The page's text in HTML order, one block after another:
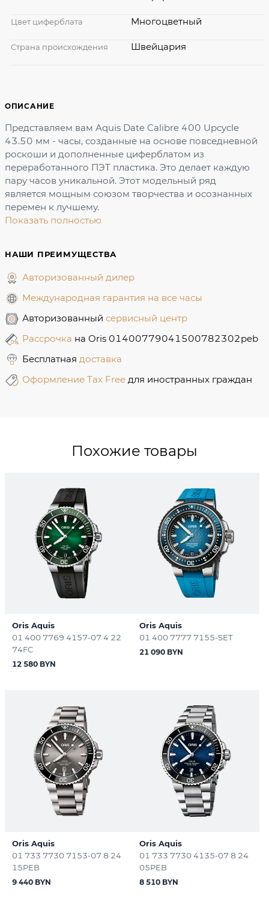
ОПИСАНИЕ
Представляем вам Aquis Date Calibre 400 Upcycle
43.50 мм - часы, созданные на основе повседневной
роскоши и дополненные циферблатом из
переработанного ПЭТ пластика. Это делает каждую
пару часов уникальной. Этот модельный ряд
является мощным союзом творчества и осознанных
перемен к лучшему.
Показать полностью
НАШИ ПРЕИМУЩЕСТВА
Авторизованный дилер
Международная гарантия на все часы
Авторизованный сервисный центр
Рассрочка на Oris 01400779041500782302peb
Бесплатная доставка
Оформление Tax Free для иностранных граждан
Цвет циферблата Многоцветный
Страна происхождения Швейцария
Похожие товары
Oris Aquis
01 400 7769 4157-07 4 22
74FC
12 580 BYN
Oris Aquis
01 400 7777 7155-SET
21 090 BYN
Oris Aquis
01 733 7730 7153-07 8 24
15PEB
9 440 BYN
Oris Aquis
01 733 7730 4135-07 8 24
05PEB
8 510 BYN